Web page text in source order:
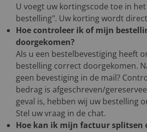
U voegt uw kortingscode toe in
bestelling". Uw korting wordt
Hoe controleer ik of mijn
doorgekomen?
Als u een bestelbevestiging heeft
bestelling correct doorgekomen.
geen bevestiging in de mail?
bedrag is afgeschreven/
geval is, hebben wij uw bestelling
Stel uw vraag in de chat.
Hoe kan ik mijn factuur splitsen